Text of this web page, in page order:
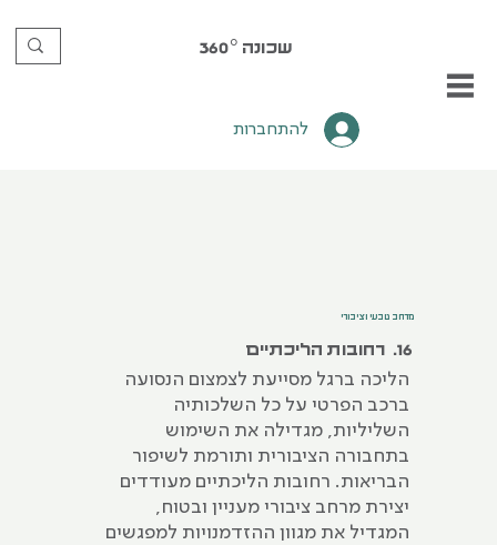
שכונה 360°
להתחברות
מרחב טבעי וציבורי
16. רחובות הליכתיים
הליכה ברגל מסייעת לצמצום הנסועה
ברכב הפרטי על כל השלכותיה
השליליות, מגדילה את השימוש
בתחבורה הציבורית ותורמת לשיפור
הבריאות. רחובות הליכתיים מעודדים
יצירת מרחב ציבורי מעניין ובטוח,
המגדיל את מגוון ההזדמנויות למפגשים